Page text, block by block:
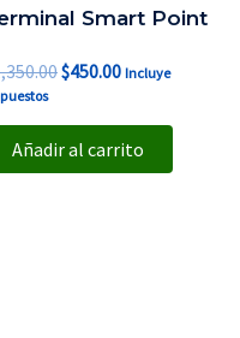
Smart Point
$450.00 Incluye
Añadir al carrito